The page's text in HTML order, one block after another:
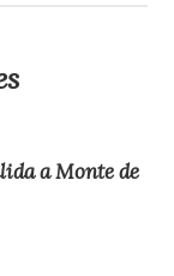
a Monte de